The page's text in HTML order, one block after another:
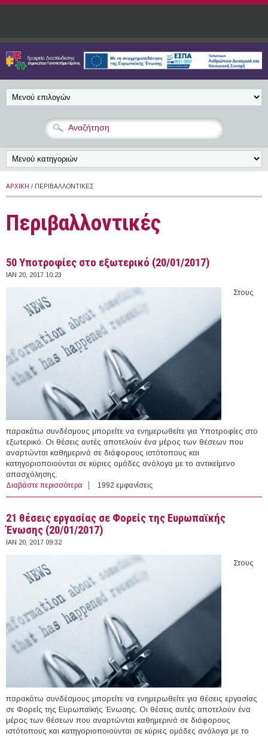
Παράκαμψη προς το κυρίως περιεχόμενο
ΑΡΧΙΚΉ / ΠΕΡΙΒΑΛΛΟΝΤΙΚΈΣ
Περιβαλλοντικές
50 Υποτροφίες στο εξωτερικό (20/01/2017)
ΙΑΝ 20, 2017 10:23
Στους
παρακάτω συνδέσμους μπορείτε να ενημερωθείτε για Υποτροφίες στο
εξωτερικό. Οι θέσεις αυτές αποτελούν ένα μέρος των θέσεων που
αναρτώνται καθημερινά σε διάφορους ιστότοπους και
κατηγοριοποιούνται σε κύριες ομάδες ανάλογα με το αντικείμενο
απασχόλησης.
Διαβάστε περισσότερα για 50 Υποτροφίες στο εξωτερικό (20/01/2017)
1992 εμφανίσεις
21 θέσεις εργασίας σε Φορείς της Ευρωπαϊκής
Ένωσης (20/01/2017)
ΙΑΝ 20, 2017 09:32
Στους
παρακάτω συνδέσμους μπορείτε να ενημερωθείτε για θέσεις εργασίας
σε Φορείς της Ευρωπαϊκής Ένωσης. Οι θέσεις αυτές αποτελούν ένα
μέρος των θέσεων που αναρτώνται καθημερινά σε διάφορους
ιστότοπους και κατηγοριοποιούνται σε κύριες ομάδες ανάλογα με το